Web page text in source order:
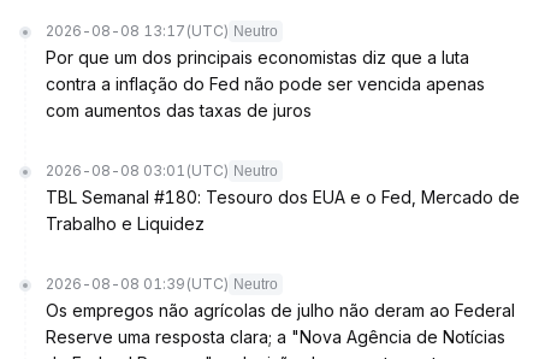
2026-08-08 13:17 (UTC) Neutro
Por que um dos principais economistas diz que a luta
contra a inflação do Fed não pode ser vencida apenas
com aumentos das taxas de juros
2026-08-08 03:01 (UTC) Neutro
TBL Semanal #180: Tesouro dos EUA e o Fed, Mercado de
Trabalho e Liquidez
2026-08-08 01:39 (UTC) Neutro
Os empregos não agrícolas de julho não deram ao Federal
Reserve uma resposta clara; a "Nova Agência de Notícias